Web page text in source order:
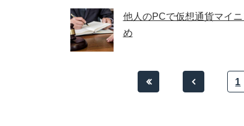
他人のPCで仮想通貨マイ
め
1